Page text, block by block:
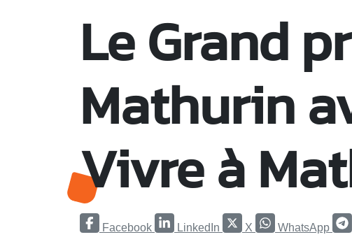
Le Grand
Mathurin
Vivre à
Facebook LinkedIn X WhatsApp